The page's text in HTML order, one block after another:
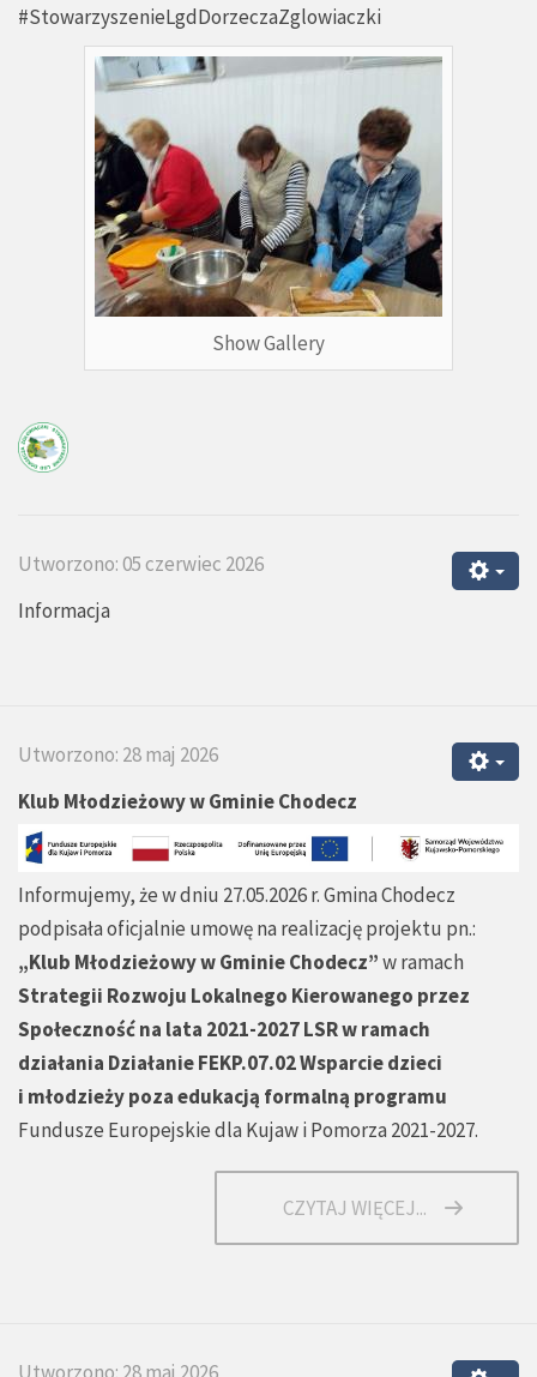
#StowarzyszenieLgdDorzeczaZglowiaczki
Show Gallery
Utworzono: 05 czerwiec 2026
Informacja
Utworzono: 28 maj 2026
Klub Młodzieżowy w Gminie Chodecz
Informujemy, że w dniu 27.05.2026 r. Gmina Chodecz
podpisała oficjalnie umowę na realizację projektu pn.:
„Klub Młodzieżowy w Gminie Chodecz”w ramach
Strategii Rozwoju Lokalnego Kierowanego przez
Społeczność na lata 2021-2027 LSR w ramach
działania Działanie FEKP.07.02 Wsparcie dzieci
i młodzieży poza edukacją formalną programu
Fundusze Europejskie dla Kujaw i Pomorza 2021-2027.
CZYTAJ WIĘCEJ...